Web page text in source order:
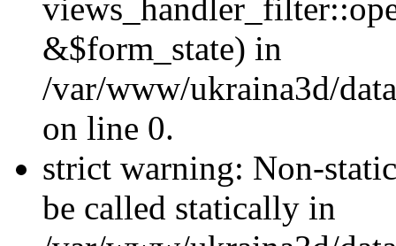
&$form_state) in
/var/www/ukraina3d/
on line 0.
strict warning: Non-
be called statically in